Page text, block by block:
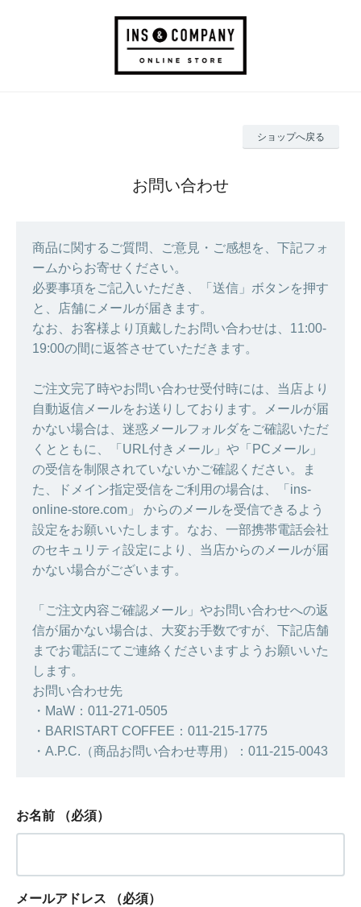
ショップへ戻る
お問い合わせ
商品に関するご質問、ご意見・ご感想を、下記フォ
ームからお寄せください。
必要事項をご記入いただき、「送信」ボタンを押す
と、店舗にメールが届きます。
なお、お客様より頂戴したお問い合わせは、11:00-
19:00の間に返答させていただきます。
ご注文完了時やお問い合わせ受付時には、当店より
自動返信メールをお送りしております。メールが届
かない場合は、迷惑メールフォルダをご確認いただ
くとともに、「URL付きメール」や「PCメール」
の受信を制限されていないかご確認ください。ま
た、ドメイン指定受信をご利用の場合は、「ins-
online-store.com」 からのメールを受信できるよう
設定をお願いいたします。なお、一部携帯電話会社
のセキュリティ設定により、当店からのメールが届
かない場合がございます。
「ご注文内容ご確認メール」やお問い合わせへの返
信が届かない場合は、大変お手数ですが、下記店舗
までお電話にてご連絡くださいますようお願いいた
します。
お問い合わせ先
・MaW：011-271-0505
・BARISTART COFFEE：011-215-1775
・A.P.C.（商品お問い合わせ専用）：011-215-0043
お名前 （必須）
メールアドレス （必須）